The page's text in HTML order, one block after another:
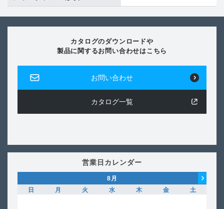
カタログのダウンロードや
製品に関するお問い合わせはこちら
お問い合わせ
カタログ一覧
営業日カレンダー
8 月
日
月 火 水 木 金
土